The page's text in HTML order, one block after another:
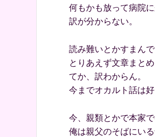
何もかも放って病院
訳が分からない。
読み難いとかすまんで
とりあえず文章まと
てか、訳わからん。
今までオカルト話は
今、親類とかで本家で
俺は親父のそばにい